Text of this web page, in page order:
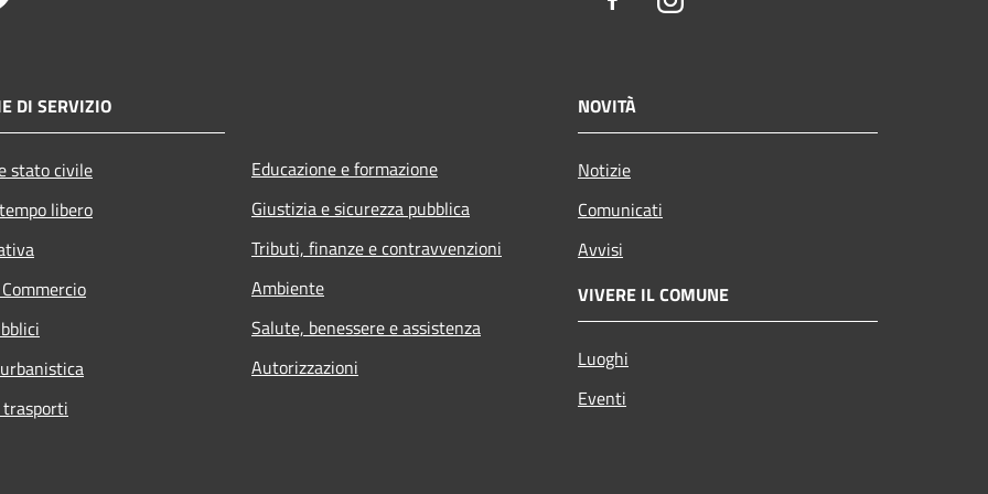
DI SERVIZIO
stato civile
libero
Educazione e formazione
Giustizia e sicurezza pubblica
Tributi, finanze e contravvenzioni
Ambiente
Salute, benessere e assistenza
Autorizzazioni
NOVITÀ
Notizie
Comunicati
Avvisi
VIVERE IL COMUNE
Luoghi
Eventi